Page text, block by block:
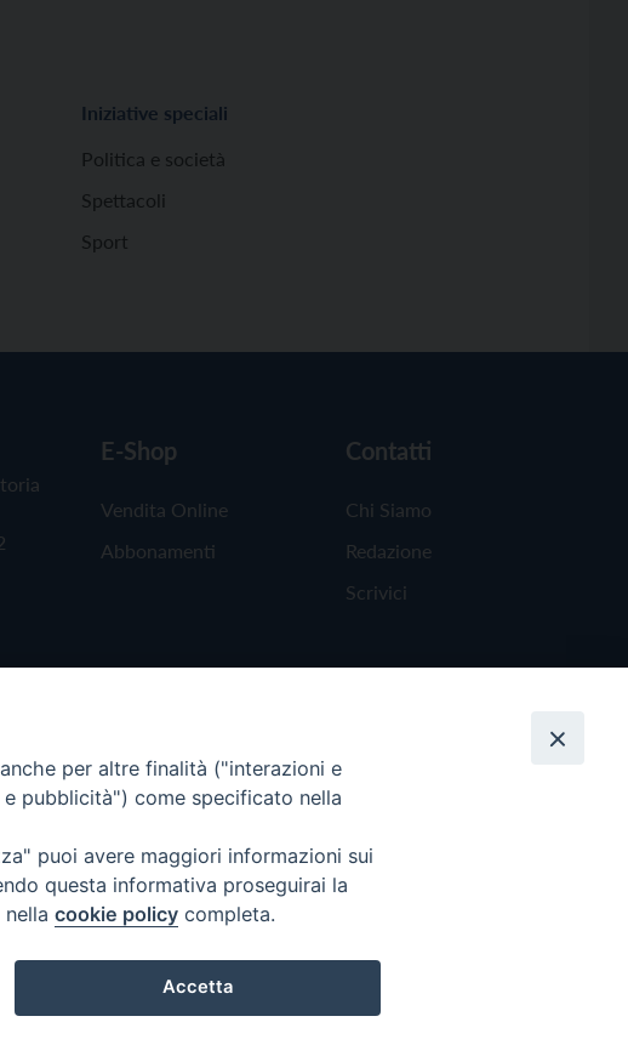
Iniziative speciali
Politica e società
Spettacoli
Sport
E-Shop
Vendita Online
Abbonamenti
Contatti
Chi Siamo
Redazione
Scrivici
per altre finalità ("interazioni e
pubblicità") come specificato nella
puoi avere maggiori informazioni sui
questa informativa proseguirai la
cookie policy completa.
Accetta